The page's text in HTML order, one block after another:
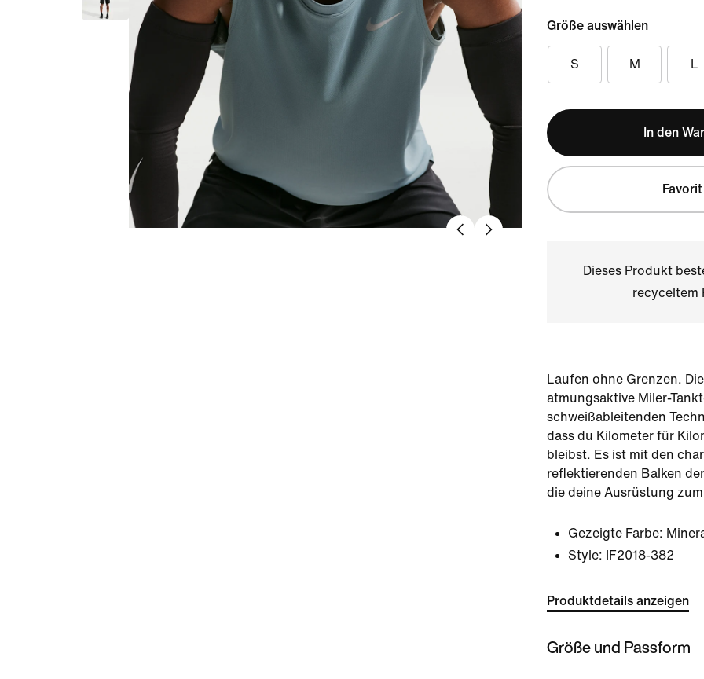
Größe auswählen
S M L
In den
Favorit
Dieses Produkt
recyceltem
Laufen ohne Grenzen.
atmungsaktive Miler-
schweißableitenden
dass du Kilometer für
bleibst. Es ist mit den
reflektierenden Balken
die deine Ausrüstung
Gezeigte Farbe:
Style:
IF2018-382
Produktdetails anzeigen
Größe und Passform